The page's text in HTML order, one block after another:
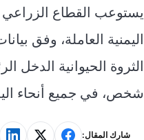
يستوعب القطاع الزراعي
اليمنية العاملة، وفق
شخص، في جميع أنحاء
شارك المقال: